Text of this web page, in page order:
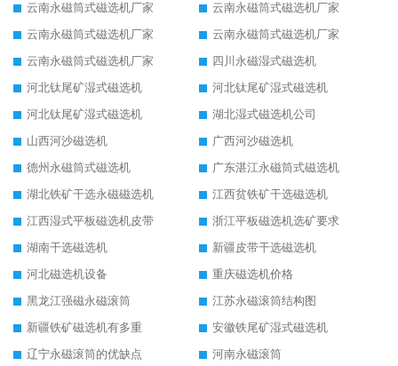
云南永磁筒式磁选机厂家
云南永磁筒式磁选机厂家
云南永磁筒式磁选机厂家
云南永磁筒式磁选机厂家
云南永磁筒式磁选机厂家
四川永磁湿式磁选机
河北钛尾矿湿式磁选机
河北钛尾矿湿式磁选机
河北钛尾矿湿式磁选机
湖北湿式磁选机公司
山西河沙磁选机
广西河沙磁选机
德州永磁筒式磁选机
广东湛江永磁筒式磁选机
湖北铁矿干选永磁磁选机
江西贫铁矿干选磁选机
江西湿式平板磁选机皮带
浙江平板磁选机选矿要求
湖南干选磁选机
新疆皮带干选磁选机
河北磁选机设备
重庆磁选机价格
黑龙江强磁永磁滚筒
江苏永磁滚筒结构图
新疆铁矿磁选机有多重
安徽铁尾矿湿式磁选机
辽宁永磁滚筒的优缺点
河南永磁滚筒